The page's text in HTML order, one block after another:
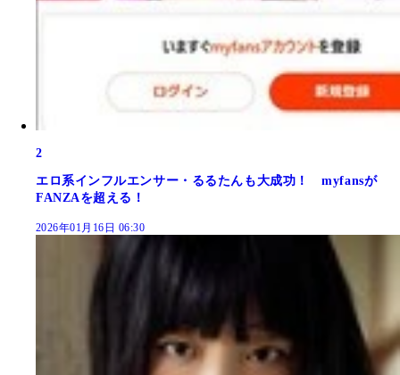
2
エロ系インフルエンサー・るるたんも大成功！ myfansが
FANZAを超える！
2026年01月16日 06:30